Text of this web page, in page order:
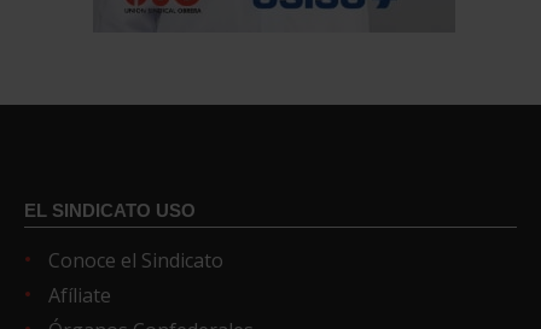
EL SINDICATO USO
Conoce el Sindicato
Afíliate